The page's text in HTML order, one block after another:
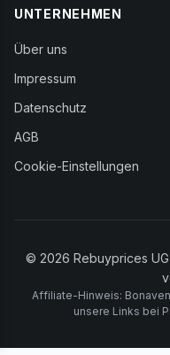
UNTERNEHMEN
Über uns
Impressum
Datenschutz
AGB
Cookie-Einstellungen
© 2026 Rebuyprices
Affiliate-Hinweis:
unsere Links bei